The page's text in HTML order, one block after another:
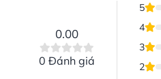
0.00
0 Đánh giá
5
4
3
2